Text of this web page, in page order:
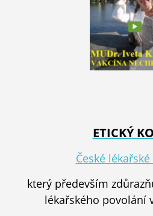
ETICKÝ
České
který především
lékařského povolání